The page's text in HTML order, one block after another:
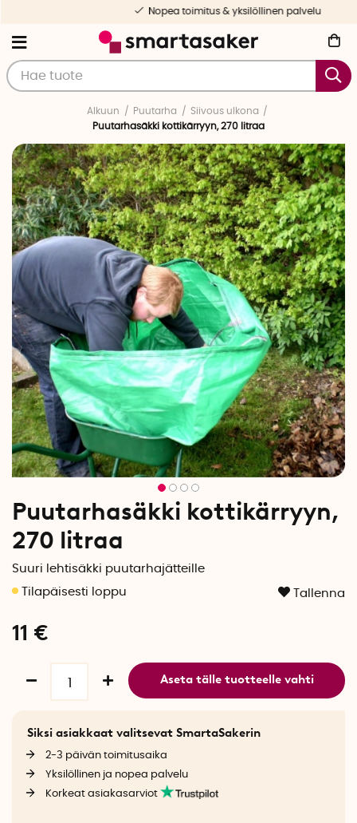
Nopea toimitus & yksilöllinen palvelu
Alkuun Puutarha
Siivous ulkona
Puutarhasäkki kottikärryyn, 270 litraa
Puutarhasäkki kottikärryyn,
270 litraa
Suuri lehtisäkki puutarhajätteille
Tallenna
11 €
Aseta tälle tuotteelle vahti
Siksi asiakkaat valitsevat SmartaSakerin
2-3 päivän toimitusaika
Yksilöllinen ja nopea palvelu
Korkeat asiakasarviot